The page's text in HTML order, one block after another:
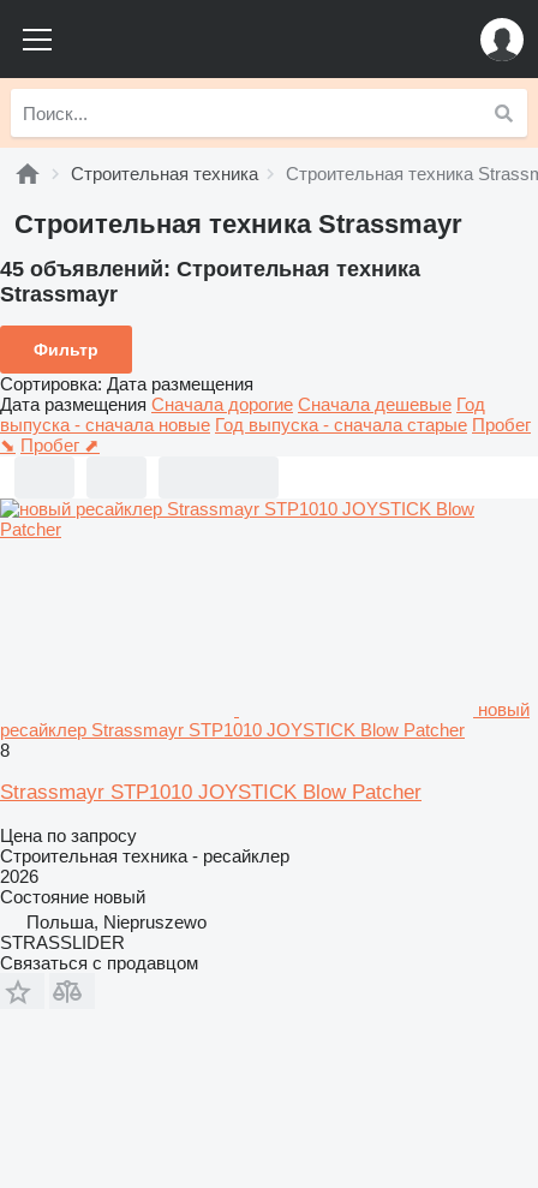
Строительная техника Строительная техника
Строительная техника Strassmayr
45 объявлений: Строительная техника
Strassmayr
Фильтр
Сортировка: Дата размещения
Дата размещения Сначала дорогие Сначала дешевые Год
выпуска - сначала новые Год выпуска - сначала старые Пробег
⬊ Пробег ⬈
новый
ресайклер Strassmayr STP1010 JOYSTICK Blow Patcher
8
Strassmayr STP1010 JOYSTICK Blow Patcher
Цена по запросу
Строительная техника - ресайклер
2026
Состояние новый
Польша, Niepruszewo
STRASSLIDER
Связаться с продавцом